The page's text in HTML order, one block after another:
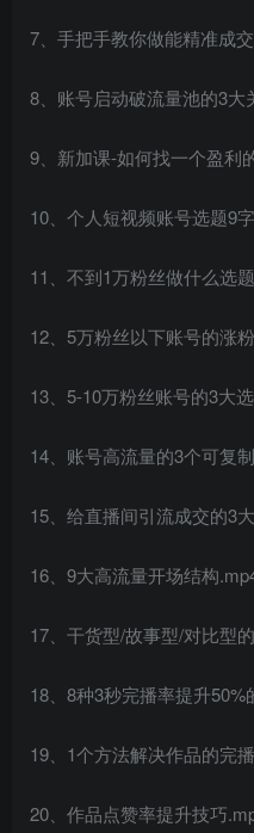
7、手把手教你做能精准成
8、账号启动破流量池的3大
9、新加课-如何找一个盈利
10、个人短视频账号选题9
11、不到1万粉丝做什么选
12、5万粉丝以下账号的涨
13、5-10万粉丝账号的3大
14、账号高流量的3个可复
15、给直播间引流成交的3
16、9大高流量开场结构
17、干货型/故事型/对比型
18、8种3秒完播率提升
19、1个方法解决作品的完
20、作品点赞率提升技巧